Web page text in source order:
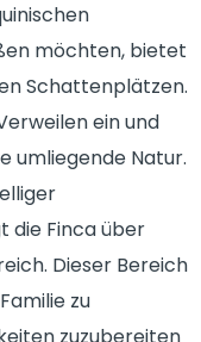
möchten, bietet
Schattenplätzen.
ein und
umliegende Natur.
die Finca über
Dieser Bereich
zu